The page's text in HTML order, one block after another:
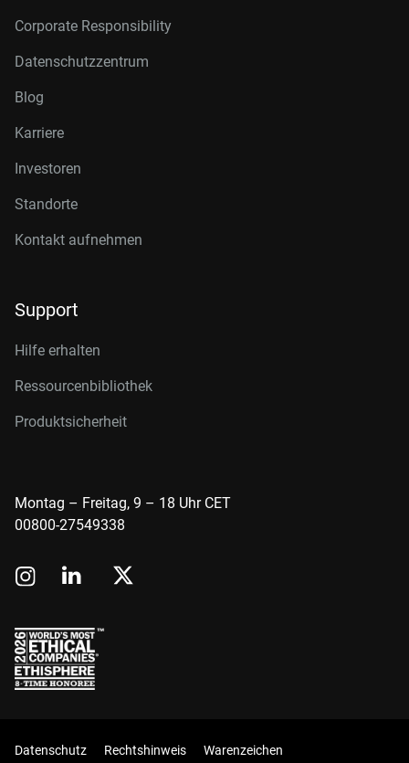
Corporate Responsibility
Datenschutzzentrum
Blog
Karriere
Investoren
Standorte
Kontakt aufnehmen
Support
Hilfe erhalten
Ressourcenbibliothek
Produktsicherheit
Montag – Freitag, 9 – 18 Uhr CET
00800-27549338
Datenschutz Rechtshinweis Warenzeichen